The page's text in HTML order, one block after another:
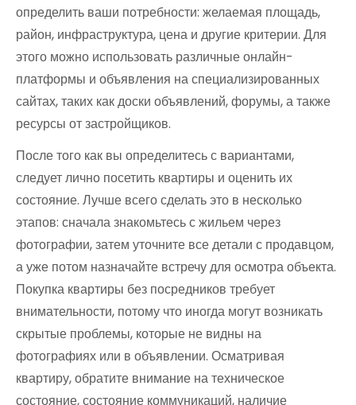
определить ваши потребности: желаемая площадь,
район, инфраструктура, цена и другие критерии. Для
этого можно использовать различные онлайн-
платформы и объявления на специализированных
сайтах, таких как доски объявлений, форумы, а также
ресурсы от застройщиков.
После того как вы определитесь с вариантами,
следует лично посетить квартиры и оценить их
состояние. Лучше всего сделать это в несколько
этапов: сначала знакомьтесь с жильем через
фотографии, затем уточните все детали с продавцом,
а уже потом назначайте встречу для осмотра объекта.
Покупка квартиры без посредников требует
внимательности, потому что иногда могут возникать
скрытые проблемы, которые не видны на
фотографиях или в объявлении. Осматривая
квартиру, обратите внимание на техническое
состояние, состояние коммуникаций, наличие